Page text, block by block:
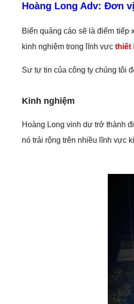
Hoàng Long Adv: Đơn
Biển quảng cáo sẽ là điểm
kinh nghiệm trong lĩnh vực thiết
Sự tự tin của công ty chúng tôi
Kinh nghiệm
Hoàng Long vinh dự trở thành
nó trải rộng trên nhiều lĩnh vực